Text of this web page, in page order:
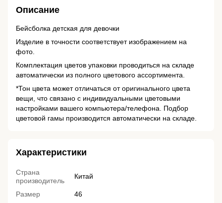
Описание
Бейсболка детская для девочки
Изделие в точности соответствует изображением на
фото.
Комплектация цветов упаковки проводиться на складе
автоматически из полного цветового ассортимента.
*Тон цвета может отличаться от оригинального цвета
вещи, что связано с индивидуальными цветовыми
настройками вашего компьютера/телефона. Подбор
цветовой гамы производится автоматически на складе.
Характеристики
Страна
производитель
Китай
Размер
46